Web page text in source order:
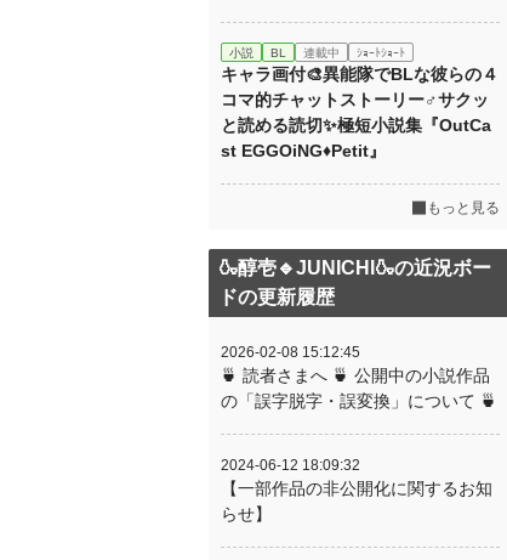
小説 BL 連載中 ｼｮｰﾄｼｮｰﾄ
キャラ画付🎨異能隊でBLな彼らの４
コマ的チャットストーリー♂サクッ
と読める読切✨極短小説集『OutCa
st EGGOiNG♦Petit』
もっと見る
🍶醇壱🔹JUNICHI🍶の近況ボー
ドの更新履歴
2026-02-08 15:12:45
🍵 読者さまへ 🍵 公開中の小説作品
の「誤字脱字・誤変換」について 🍵
2024-06-12 18:09:32
【一部作品の非公開化に関するお知
らせ】